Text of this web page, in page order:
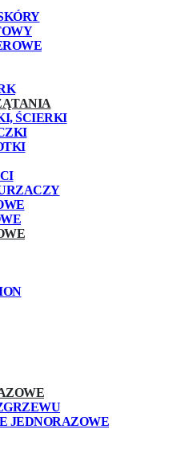
ŚCIERKI
JEDNORAZOWE